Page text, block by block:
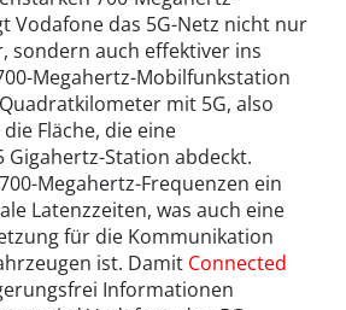
Vodafone das 5G-Netz nicht nur
sondern auch effektiver ins
Megahertz-Mobilfunkstation
mit 5G, also
Fläche, die eine
Gigahertz-Station abdeckt.
Megahertz-Frequenzen ein
Latenzzeiten, was auch eine
für die Kommunikation
ist. Damit Connected
Informationen